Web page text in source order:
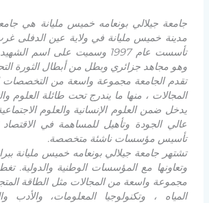
جامعة جيلالي بونعامه خميس مليانة هي
مدينة خميس مليانة في ولاية عين الدفلى
تأسست عام 1997 وسميت على اسم
وهو مجاهد جزائري وبطل من أبطال الثورة
تقدم الجامعة مجموعة واسعة من التخصصات
المجالات ، منها ما يندرج تحت طائلة العلوم
يدخل ضمن العلوم الإنسانية والعلوم
عالي الجودة وتأهيل للمساهمة في
تأسيس مؤسسات ناشئة متخصصة.
تشتهر جامعة جيلالي بونعامه خميس مليانة
وتعاونها مع المؤسسات الوطنية والدولية.
مجموعة واسعة من المجالات مثل الطاقة
المياه ، وتكنولوجيا المعلومات، والأدب